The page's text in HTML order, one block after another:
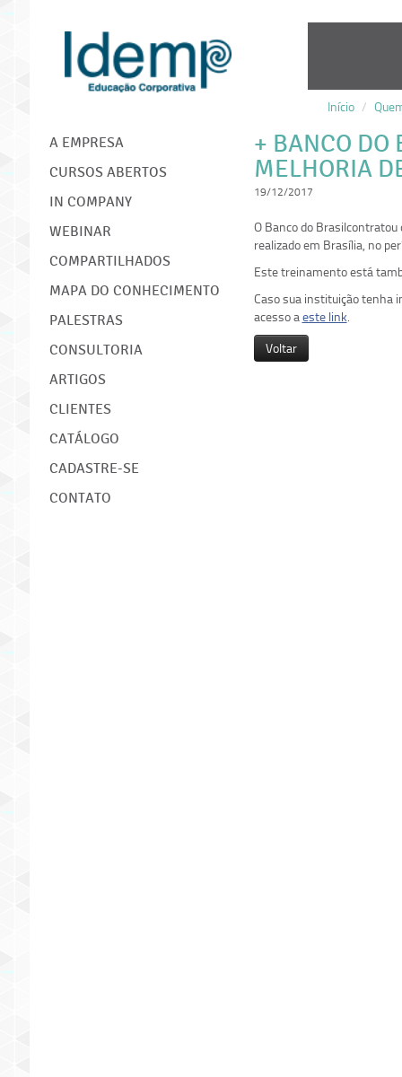
IDEMP
Início /
A EMPRESA
CURSOS ABERTOS
IN COMPANY
WEBINAR
COMPARTILHADOS
MAPA DO CONHECIMENTO
PALESTRAS
CONSULTORIA
ARTIGOS
CLIENTES
CATÁLOGO
CADASTRE-SE
CONTATO
+ BANCO DO
MELHORIA
19/12/2017
O Banco do
realizado em Brasília, no
Este treinamento está
Caso sua instituição tenha
acesso aeste link.
Voltar